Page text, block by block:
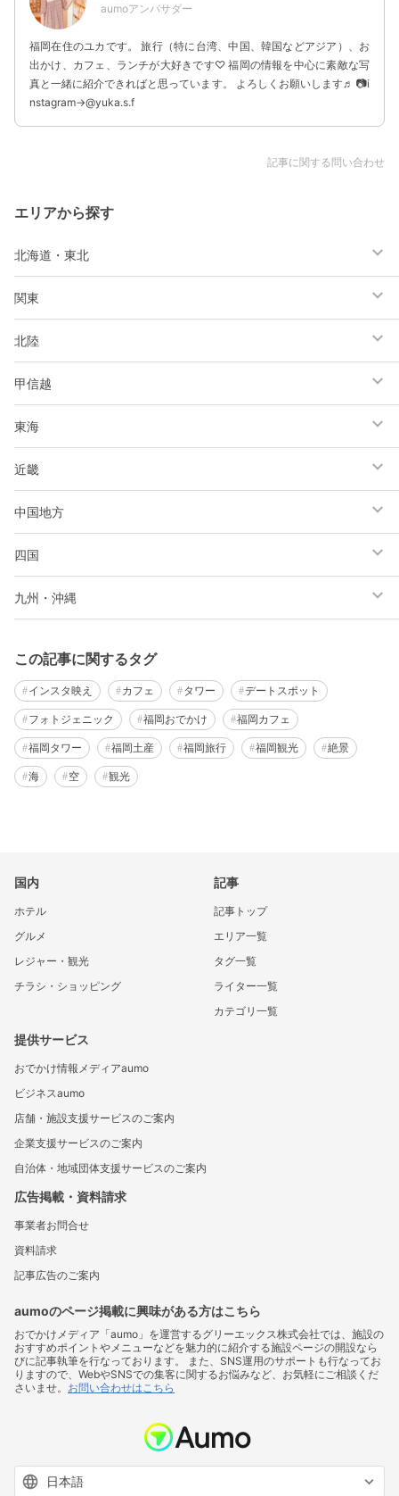
aumoアンバサダー
福岡在住のユカです。 旅行（特に台湾、中国、韓国などアジア）、お
出かけ、カフェ、ランチが大好きです♡ 福岡の情報を中心に素敵な写
真と一緒に紹介できればと思っています。 よろしくお願いします♬ 📷i
nstagram→@yuka.s.f
記事に関する問い合わせ
エリアから探す
北海道・東北
関東
北陸
甲信越
東海
近畿
中国地方
四国
九州・沖縄
この記事に関するタグ
インスタ映え カフェ タワー デートスポット
フォトジェニック 福岡おでかけ 福岡カフェ
福岡タワー 福岡土産 福岡旅行 福岡観光 絶景
海 空 観光
国内
ホテル
グルメ
レジャー・観光
チラシ・ショッピング
記事
記事トップ
エリア一覧
タグ一覧
ライター一覧
カテゴリ一覧
提供サービス
おでかけ情報メディアaumo
ビジネスaumo
店舗・施設支援サービスのご案内
企業支援サービスのご案内
自治体・地域団体支援サービスのご案内
広告掲載・資料請求
事業者お問合せ
資料請求
記事広告のご案内
aumoのページ掲載に興味がある方はこちら
おでかけメディア「aumo」を運営するグリーエックス株式会社では、施設の
おすすめポイントやメニューなどを魅力的に紹介する施設ページの開設なら
びに記事執筆を行なっております。 また、SNS運用のサポートも行なってお
りますので、WebやSNSでの集客に関するお悩みなど、お気軽にご相談くだ
さいませ。 お問い合わせはこちら